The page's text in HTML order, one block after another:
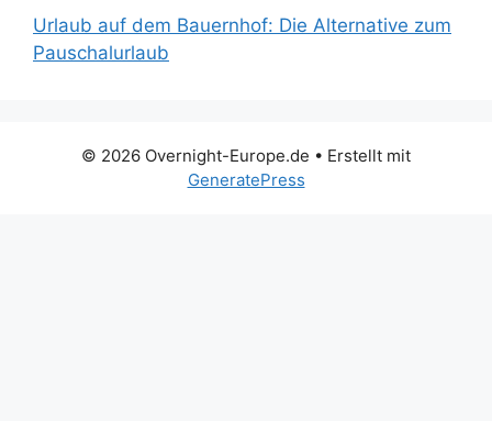
Urlaub auf dem Bauernhof: Die Alternative zum
Pauschalurlaub
© 2026 Overnight-Europe.de • Erstellt mit
GeneratePress